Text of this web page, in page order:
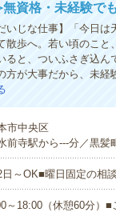
資格・未経験でも
いじな仕事】「今日
散歩へ。若い頃のこ
ると、ついふさぎ込ん
方が大事だから、未
市中央区
前寺駅から---分／黒髪
日～OK■曜日固定の相
～18:00（休憩60分）